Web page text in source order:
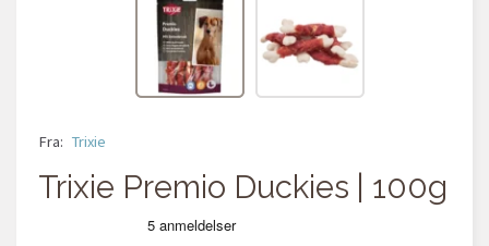
Fra: Trixie
Trixie Premio Duckies | 100g